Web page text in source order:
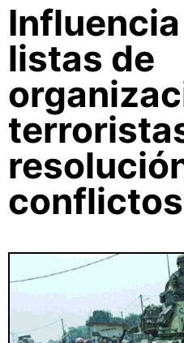
listas de
conflictos